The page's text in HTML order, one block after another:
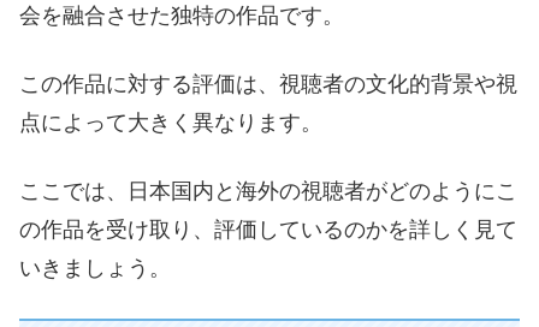
会を融合させた独特の作品です。
この作品に対する評価は、視聴者の文化的背景や視
点によって大きく異なります。
ここでは、日本国内と海外の視聴者がどのようにこ
の作品を受け取り、評価しているのかを詳しく見て
いきましょう。